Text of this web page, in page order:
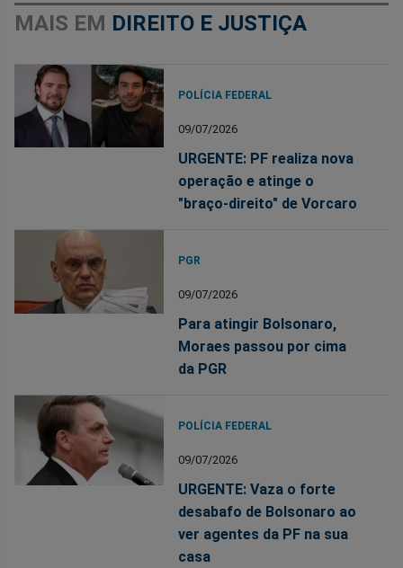
MAIS EM DIREITO E JUSTIÇA
POLÍCIA FEDERAL
09/07/2026
URGENTE: PF realiza nova
operação e atinge o
"braço-direito" de Vorcaro
PGR
09/07/2026
Para atingir Bolsonaro,
Moraes passou por cima
da PGR
POLÍCIA FEDERAL
09/07/2026
URGENTE: Vaza o forte
desabafo de Bolsonaro ao
ver agentes da PF na sua
casa